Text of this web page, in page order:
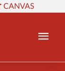
CANVAS
EN